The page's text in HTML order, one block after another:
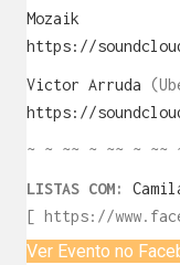
Mozaik
https://
Victor Arruda
https://
~ ~ ~~ ~ ~~ ~ ~~
LISTAS COM:
[ https://
Ver Evento no